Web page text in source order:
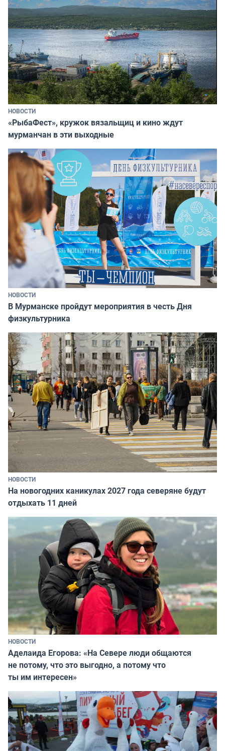
НОВОСТИ
«РыбаФест», кружок вязальщиц и кино ждут
мурманчан в эти выходные
НОВОСТИ
В Мурманске пройдут мероприятия в честь Дня
физкультурника
НОВОСТИ
На новогодних каникулах 2027 года северяне будут
отдыхать 11 дней
НОВОСТИ
Аделаида Егорова: «На Севере люди общаются
не потому, что это выгодно, а потому что
ты им интересен»